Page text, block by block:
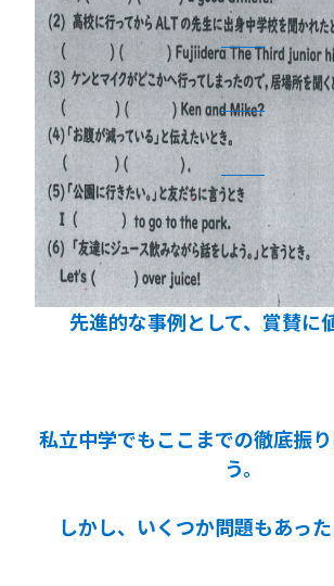
先進的な事例として、賞賛に
私立中学でもここまでの徹底振
う。
しかし、いくつか問題もあった